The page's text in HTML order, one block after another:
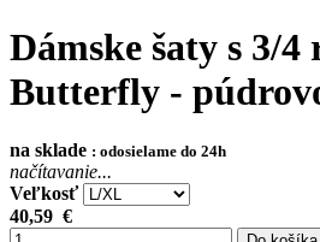
Dámske šaty s 3/
Butterfly -
na sklade : odosielame do 24h
načítavanie...
Veľkosť
40,59 €